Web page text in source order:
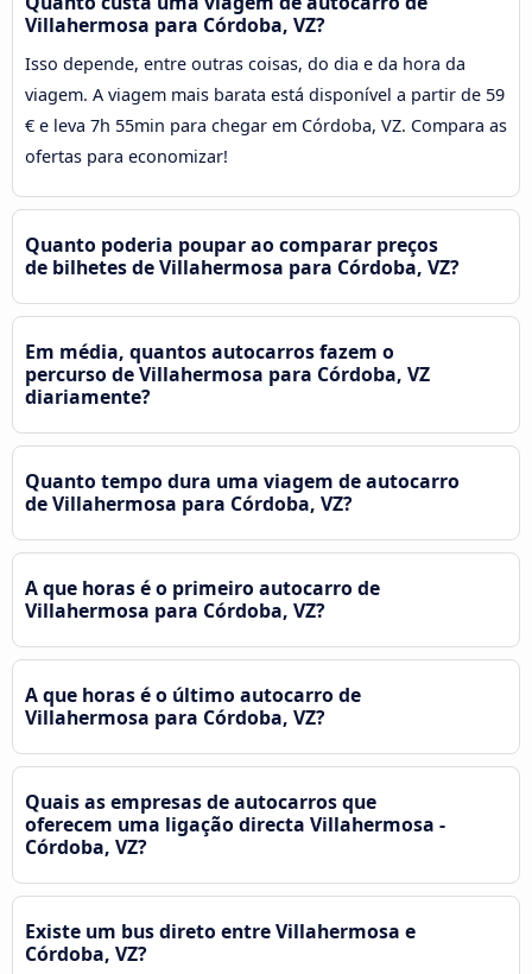
Villahermosa para Córdoba, VZ?
Isso depende, entre outras coisas, do dia e da hora da
viagem. A viagem mais barata está disponível a partir de 59
€ e leva 7h 55min para chegar em Córdoba, VZ. Compara as
ofertas para economizar!
Quanto poderia poupar ao comparar preços
de bilhetes de Villahermosa para Córdoba, VZ?
Em média, quantos autocarros fazem o
percurso de Villahermosa para Córdoba, VZ
diariamente?
Quanto tempo dura uma viagem de autocarro
de Villahermosa para Córdoba, VZ?
A que horas é o primeiro autocarro de
Villahermosa para Córdoba, VZ?
A que horas é o último autocarro de
Villahermosa para Córdoba, VZ?
Quais as empresas de autocarros que
oferecem uma ligação directa Villahermosa -
Córdoba, VZ?
Existe um bus direto entre Villahermosa e
Córdoba, VZ?